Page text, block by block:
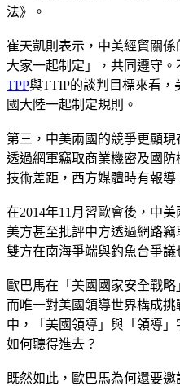
法》。
崔天凱則表示，中美經貿關
大家一起制定」，共同遵守
TPP與TTIP的談判目標來看，
國大陸一起制定規則。
第三，中美兩國的競爭更顯
透過網軍竊取商業機密及國
技術差距，西方媒體時有報導
在2014年11月習歐會後，中
美方甚至批評中方透過網路竊
雙方在南海爭端與釣魚台爭議
歐巴馬在「美國國家安全戰
而唯一對美國領導世界構成
中，「美國領導」與「領導
如何聽得進去？
既然如此，歐巴馬為何還要